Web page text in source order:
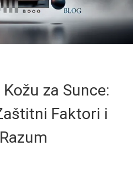
za Sunce:
Faktori i